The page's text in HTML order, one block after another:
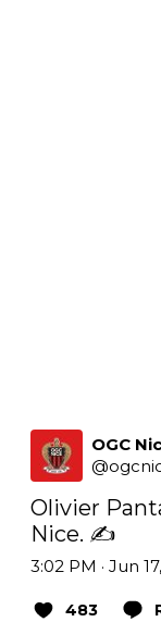
OGC
@
Olivier
Nice. ✍️
3:02 PM · Jun
483